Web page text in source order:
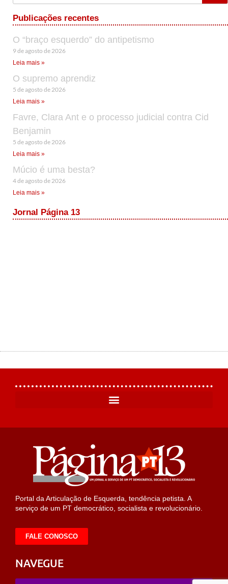
Publicações recentes
O “braço esquerdo” do antipetismo
9 de agosto de 2026
Leia mais »
O supremo aprendiz
5 de agosto de 2026
Leia mais »
Favre, Clara Ant e o processo judicial contra Cid
Benjamin
5 de agosto de 2026
Leia mais »
Múcio é uma besta?
4 de agosto de 2026
Leia mais »
Jornal Página 13
Portal da Articulação de Esquerda, tendência petista. A
serviço de um PT democrático, socialista e revolucionário.
FALE CONOSCO
NAVEGUE